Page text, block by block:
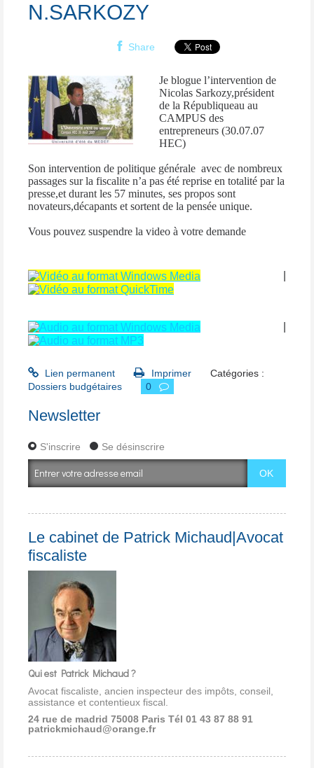
N.SARKOZY
Share
Je blogue l’intervention de
Nicolas Sarkozy,président
de la Républiqueau au
CAMPUS des
entrepreneurs (30.07.07
HEC)
Son intervention de politique générale avec de nombreux
passages sur la fiscalite n’a pas été reprise en totalité par la
presse,et durant les 57 minutes, ses propos sont
novateurs,décapants et sortent de la pensée unique.
Vous pouvez suspendre la video à votre demande
Lien permanent Imprimer
Catégories :
Dossiers budgétaires
0
Newsletter
S'inscrire Se désinscrire
Le cabinet de Patrick Michaud|Avocat
fiscaliste
Qui est Patrick Michaud ?
Avocat fiscaliste, ancien inspecteur des impôts, conseil,
assistance et contentieux fiscal.
24 rue de madrid 75008 Paris Tél 01 43 87 88 91
patrickmichaud@orange.fr